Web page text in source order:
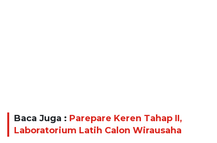
Baca Juga : Parepare Keren Tahap II,
Laboratorium Latih Calon Wirausaha